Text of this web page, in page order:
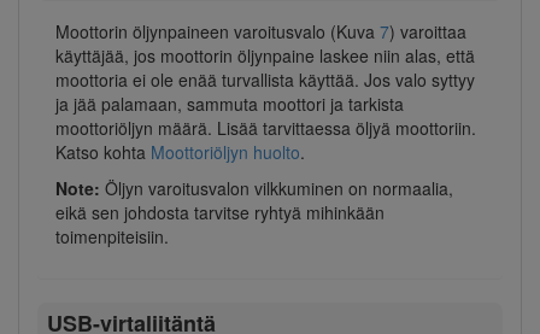
Moottorin öljynpaineen varoitusvalo (Kuva 7) varoittaa
käyttäjää, jos moottorin öljynpaine laskee niin alas, että
moottoria ei ole enää turvallista käyttää. Jos valo syttyy
ja jää palamaan, sammuta moottori ja tarkista
moottoriöljyn määrä. Lisää tarvittaessa öljyä moottoriin.
Katso kohta Moottoriöljyn huolto.
Note: Öljyn varoitusvalon vilkkuminen on normaalia,
eikä sen johdosta tarvitse ryhtyä mihinkään
toimenpiteisiin.
USB-virtaliitäntä